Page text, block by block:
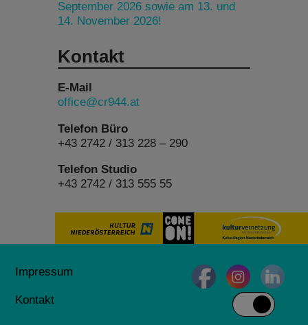
September 2026 sowie am 13. und
14. November 2026!
Kontakt
E-Mail
office@cr944.at
Telefon Büro
+43 2742 / 313 228 – 290
Telefon Studio
+43 2742 / 313 555 55
Impressum
Kontakt